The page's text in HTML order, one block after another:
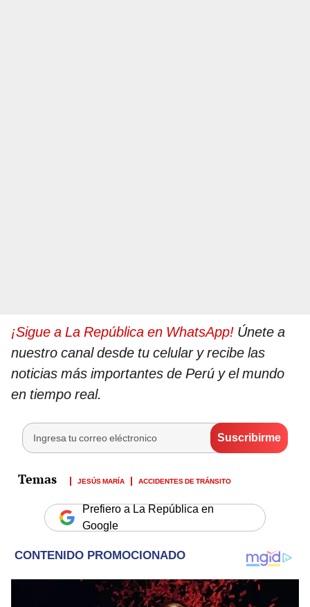
¡Sigue a La República en WhatsApp! Únete a
nuestro canal desde tu celular y recibe las
noticias más importantes de Perú y el mundo
en tiempo real.
JESÚS MARÍA ACCIDENTES DE TRÁNSITO
Prefiero a La República en
Google